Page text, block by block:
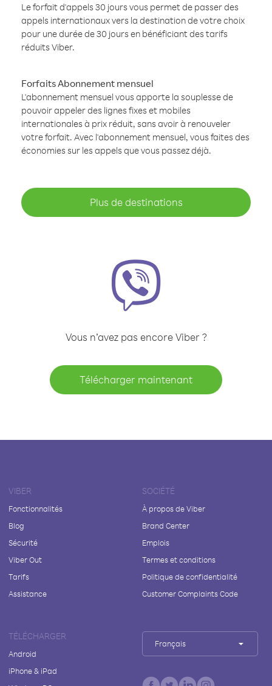
Le forfait d'appels 30 jours vous permet de passer des
appels internationaux vers la destination de votre choix
pour une durée de 30 jours en bénéficiant des tarifs
réduits Viber.
Forfaits Abonnement mensuel
L'abonnement mensuel vous apporte la souplesse de
pouvoir appeler des lignes fixes et mobiles
internationales à prix réduit, sans avoir à renouveler
votre forfait. Avec l'abonnement mensuel, vous faites des
économies sur les appels que vous passez déjà.
Plus de destinations
Vous n’avez pas encore Viber ?
Télécharger maintenant
VIBER
Fonctionnalités
Blog
Sécurité
Viber Out
Tarifs
Assistance
SOCIÉTÉ
À propos de Viber
Brand Center
Emplois
Termes et conditions
Politique de confidentialité
Customer Complaints Code
TÉLÉCHARGER
Android
iPhone & iPad
Français